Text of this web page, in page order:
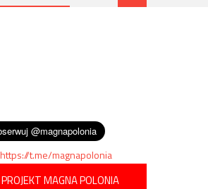
https://t.me/magnapolonia
MAGNA POLONIA